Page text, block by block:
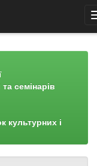
семінарів
культурних і